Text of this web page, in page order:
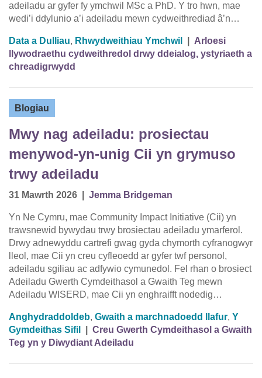
adeiladu ar gyfer fy ymchwil MSc a PhD. Y tro hwn, mae
wedi’i ddylunio a’i adeiladu mewn cydweithrediad â’n…
Data a Dulliau, Rhwydweithiau Ymchwil
Arloesi
llywodraethu cydweithredol drwy ddeialog, ystyriaeth a
chreadigrwydd
Blogiau
Mwy nag adeiladu: prosiectau
menywod-yn-unig Cii yn grymuso
trwy adeiladu
31 Mawrth 2026 Jemma Bridgeman
Yn Ne Cymru, mae Community Impact Initiative (Cii) yn
trawsnewid bywydau trwy brosiectau adeiladu ymarferol.
Drwy adnewyddu cartrefi gwag gyda chymorth cyfranogwyr
lleol, mae Cii yn creu cyfleoedd ar gyfer twf personol,
adeiladu sgiliau ac adfywio cymunedol. Fel rhan o brosiect
Adeiladu Gwerth Cymdeithasol a Gwaith Teg mewn
Adeiladu WISERD, mae Cii yn enghraifft nodedig…
Anghydraddoldeb, Gwaith a marchnadoedd llafur, Y
Gymdeithas Sifil
Creu Gwerth Cymdeithasol a Gwaith
Teg yn y Diwydiant Adeiladu